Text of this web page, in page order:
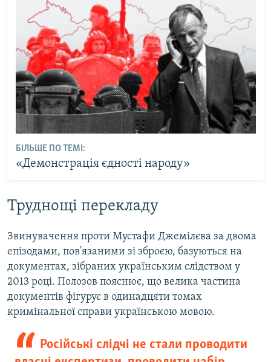
БІЛЬШЕ ПО ТЕМІ:
«Демонстрація єдності народу»
Труднощі перекладу
Звинувачення проти Мустафи Джемілєва за двома
епізодами, пов'язаними зі зброєю, базуються на
документах, зібраних українським слідством у
2013 році. Полозов пояснює, що велика частина
документів фігурує в одинадцяти томах
кримінальної справи українською мовою.
Російські слідчі не стали проводити